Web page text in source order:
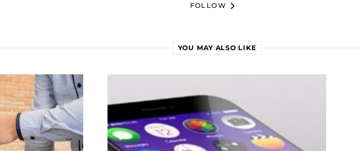
FOLLOW
YOU MAY ALSO LIKE